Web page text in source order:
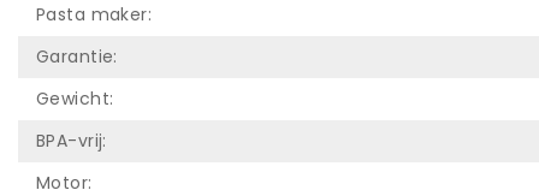
Pasta maker:
Garantie:
Gewicht:
BPA-vrij:
Motor: